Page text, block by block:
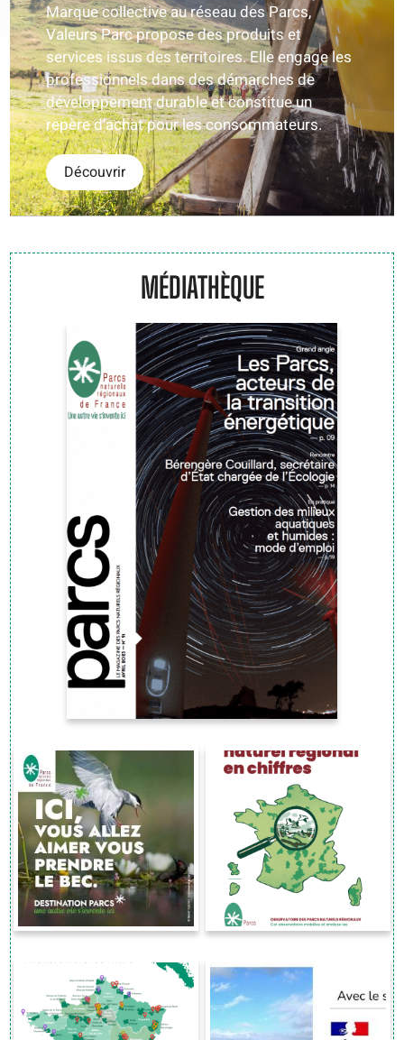
Marque collective au réseau des Parcs,
Valeurs Parc propose des produits et
services issus des territoires. Elle engage les
professionnels dans des démarches de
développement durable et constitue un
repère d’achat pour les consommateurs.
Découvrir
MÉDIATHÈQUE